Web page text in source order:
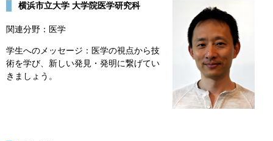
横浜市立大学 大学院医学研究科
関連分野：医学
学生へのメッセージ：医学の視点から技
術を学び、新しい発見・発明に繋げてい
きましょう。